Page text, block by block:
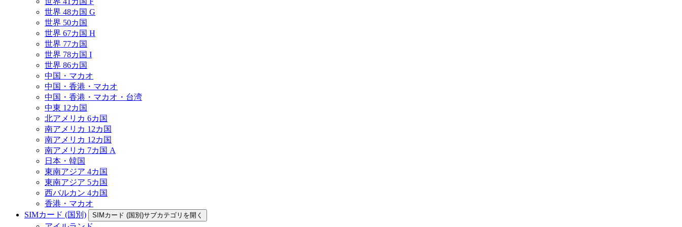
世界 48カ国 G
世界 50カ国
世界 67カ国 H
世界 77カ国
世界 78カ国 I
世界 86カ国
中国・マカオ
中国・香港・マカオ
中国・香港・マカオ・台湾
中東 12カ国
北アメリカ 6カ国
南アメリカ 12カ国
南アメリカ 12カ国
南アメリカ 7カ国 A
日本・韓国
東南アジア 4カ国
東南アジア 5カ国
西バルカン 4カ国
香港・マカオ
SIMカード (国別)
SIMカード (国別)サブカテゴリを開く